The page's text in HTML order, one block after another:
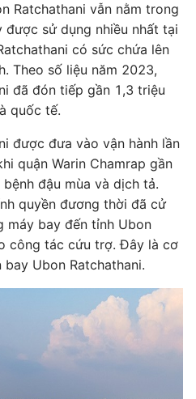
Ratchathani vẫn nằm trong
được sử dụng nhiều nhất tại
có sức chứa lên
Theo số liệu năm 2023,
đã đón tiếp gần 1,3 triệu
quốc tế.
được đưa vào vận hành lần
quận Warin Chamrap gần
đậu mùa và dịch tả.
quyền đương thời đã cử
máy bay đến tỉnh Ubon
công tác cứu trợ. Đây là cơ
Ubon Ratchathani.